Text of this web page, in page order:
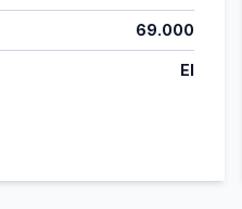
69.000
El